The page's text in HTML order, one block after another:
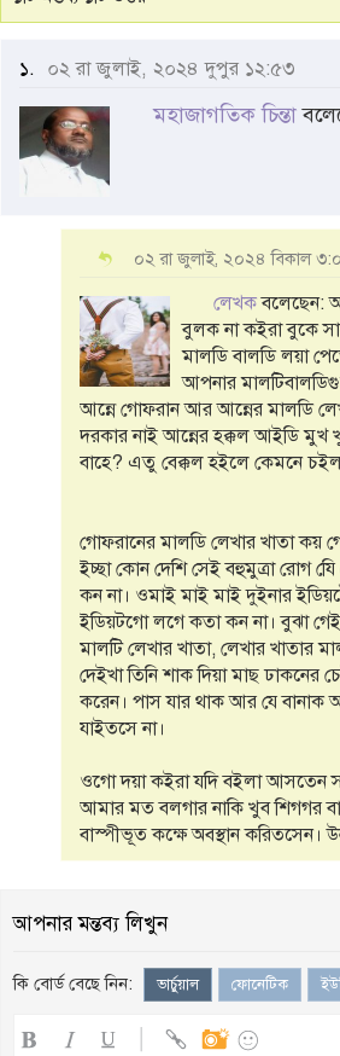
১. ০২ রা জুলাই, ২০২৪ দুপুর ১২:৫৩
মহাজাগতিক চিন্তা
০২ রা জুলাই, ২০২৪ বিকাল
লেখকবলেছেন:
বুলক না কইরা বুকে
মালডি বালডি লয়া
আপনার
আন্নে গোফরান আর আন্নের মালডি
দরকার নাই আন্নের হক্কল আইডি মুখ
বাহে? এতু বেক্কল হইলে কেমনে
গোফরানের মালডি লেখার খাতা কয়
ইচ্ছা কোন দেশি সেই বহুমুত্রা রোগ
কন না। ওমাই মাই মাই দুইনার
ইডিয়টগো লগে কতা কন না। বুঝা
মালটি লেখার খাতা, লেখার খাতার
দেইখা তিনি শাক দিয়া মাছ
করেন। পাস যার থাক আর যে বানাক
যাইতসে না।
ওগো দয়া কইরা যদি বইলা আসতেন
আমার মত বলগার নাকি খুব শিগগর
বাস্পীভূত কক্ষে অবস্থান করিতসেন।
আপনার মন্তব্য লিখুন
কি বোর্ড বেছে নিন: ভার্চুয়াল ফোনেটিক